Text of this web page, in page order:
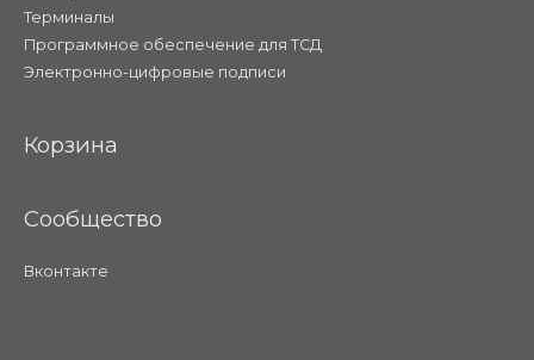
Терминалы
Программное обеспечение для ТСД
Электронно-цифровые подписи
Корзина
Сообщество
Вконтакте